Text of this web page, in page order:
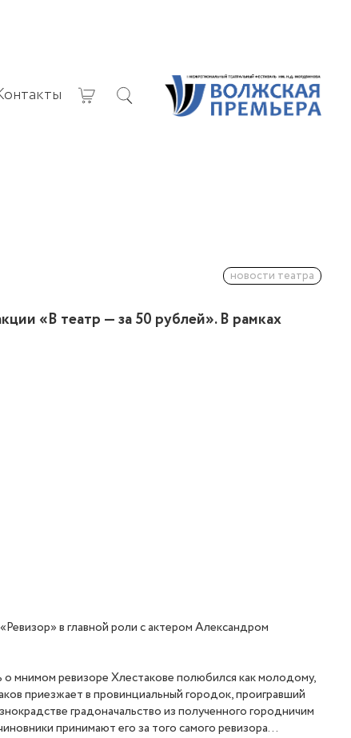
новости театра
«В театр — за 50 рублей». В рамках
«Ревизор»в главной роли с актером Александром
о мнимом ревизоре Хлестакове полюбился как молодому,
приезжает в провинциальный городок, проигравший
градоначальство из полученного городничим
принимают его за того самого ревизора…